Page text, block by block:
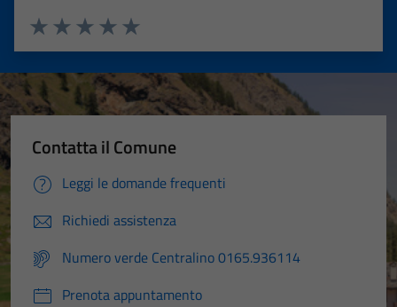
Valuta 5 stelle su 5
Valuta 4 stelle su 5
Valuta 3 stelle su 5
Valuta 2 stelle su 5
Valuta 1 stelle su 5
Contatta il Comune
Leggi le domande frequenti
Richiedi assistenza
Numero verde Centralino 0165.936114
Prenota appuntamento